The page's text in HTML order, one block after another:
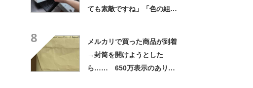
ても素敵ですね」「色の組み
8
メルカリで買った商品が到着
→封筒を開けようとした
ら…… 650万表示のありえ